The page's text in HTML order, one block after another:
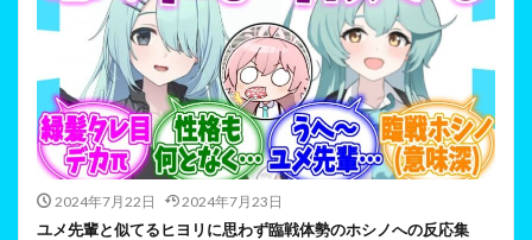
2024年7月22日 2024年7月23日
ユメ先輩と似てるヒヨリに思わず臨戦体勢のホシノへの反応集